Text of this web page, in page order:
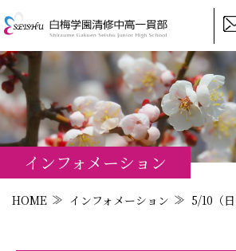
インフォメーション
HOME インフォメーション 5/10（